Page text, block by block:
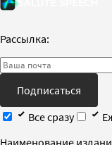
Рассылка:
Подписаться
Все сразу
Наименование